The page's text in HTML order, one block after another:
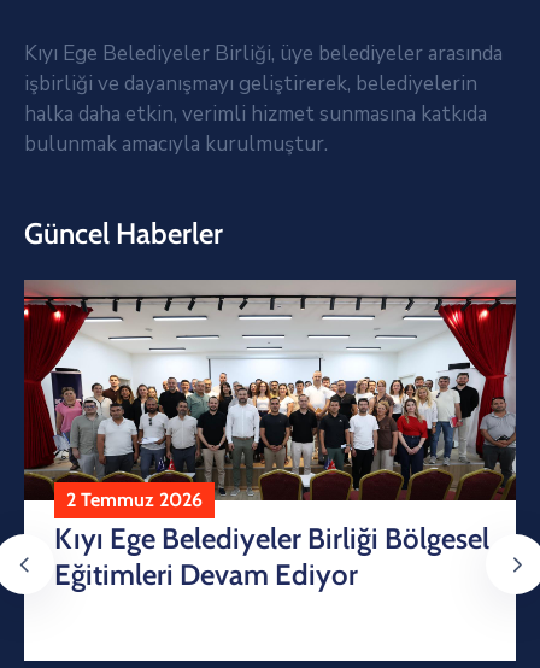
Kıyı Ege Belediyeler Birliği, üye belediyeler arasında
işbirliği ve dayanışmayı geliştirerek, belediyelerin
halka daha etkin, verimli hizmet sunmasına katkıda
bulunmak amacıyla kurulmuştur.
Güncel Haberler